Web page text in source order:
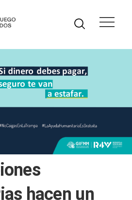
hacen un